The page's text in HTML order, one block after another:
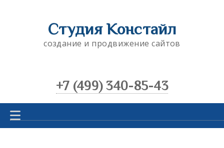
Студия Констайл
создание и продвижение сайтов
+7 (499) 340-85-43